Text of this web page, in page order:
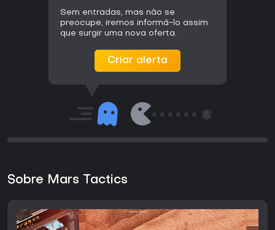
Sem entradas, mas não se
preocupe, iremos informá-lo assim
que surgir uma nova oferta.
Criar alerta
Sobre Mars Tactics